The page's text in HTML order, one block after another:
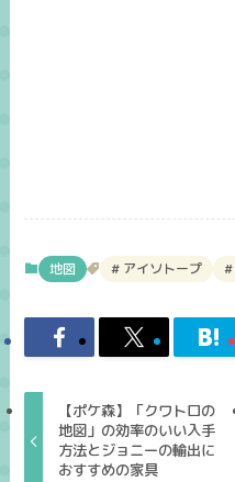
地図 アイソトープ
【ポケ森】「クワトロの
地図」の効率のいい入手
方法とジョニーの輸出に
おすすめの家具